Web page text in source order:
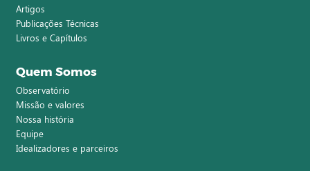
Artigos
Publicações Técnicas
Livros e Capítulos
Quem Somos
Observatório
Missão e valores
Nossa história
Equipe
Idealizadores e parceiros